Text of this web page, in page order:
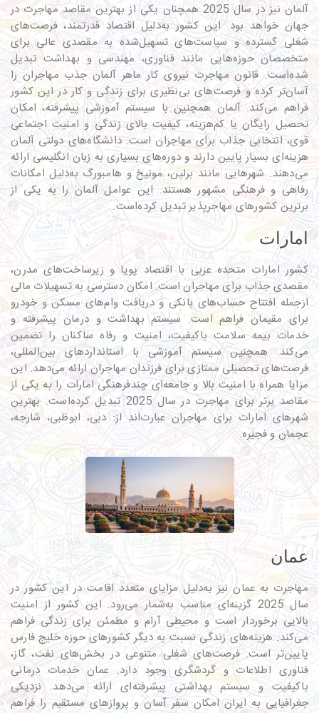
آلمان نیز در سال 2025 همچنان یکی از بهترین مقاصد مهاجرت در
جهان خواهد بود. این کشور به‌دلیل اقتصاد قدرتمند، فرصت‌های
شغلی گسترده و سیاست‌های تسهیل‌شده به مقصدی عالی برای
متخصصان حوزه‌هایی مانند فناوری، مهندسی و بهداشت تبدیل
شده‌است. قانون مهاجرت نیروی کار ماهر آلمان جذب مهاجران را
آسان‌تر کرده و فرصت‌های بی‌نظیری برای زندگی و کار در این کشور
فراهم می‌کند. آلمان همچنین با سیستم آموزشی پیشرفته، امکان
تحصیل رایگان یا کم‌هزینه، کیفیت بالای زندگی و امنیت اجتماعی
قوی، انتخابی جذاب برای مهاجران است. دانشگاه‌های دولتی آلمان
هزینه‌ای بسیار پایین دارند و دوره‌های بسیاری به زبان انگلیسی ارائه
می‌دهند. شهرهایی مانند برلین، مونیخ و هامبورگ به‌دلیل امکانات
رفاهی و فرهنگی مشهور هستند. این عوامل آلمان را به یکی از
برترین کشورهای مهاجرپذیر تبدیل کرده‌است.
امارات
کشور امارات متحده عربی با اقتصاد پویا و زیرساخت‌های مدرن،
مقصدی جذاب برای مهاجران است. امکان دسترسی به تسهیلات مالی
ازجمله افتتاح حساب‌های بانکی و دریافت وام‌های مسکن و خودرو
برای مقیمان فراهم است. سیستم بهداشت و درمان پیشرفته و
خدمات بیمه سلامت باکیفیت، امنیت و رفاه ساکنان را تضمین
می‌کند. همچنین سیستم آموزشی با استانداردهای بین‌المللی،
فرصت‌های تحصیلی ممتازی برای فرزندان مهاجران ارائه می‌دهد. این
مزایا همراه با امنیت بالا و جامعه‌ای چندفرهنگی امارات را به یکی از
مقاصد برتر برای مهاجرت در سال 2025 تبدیل کرده‌است. بهترین
شهرهای امارات برای مهاجران عبارت‌اند از: دبی، ابوظبی، شارجه،
عجمان و فجیره.
عمان
مهاجرت به عمان نیز به‌دلیل مزایای متعدد اقامت در این کشور در
سال 2025 گزینه‌ای مناسب به‌شمار می‌رود. این کشور از امنیت
بالایی برخوردار است و محیطی آرام و مطمئن برای زندگی فراهم
می‌کند. هزینه‌های زندگی نسبت به دیگر کشورهای حوزه خلیج فارس
پایین‌تر است. فرصت‌های شغلی متنوعی در بخش‌های نفت، گاز،
فناوری اطلاعات و گردشگری وجود دارد. عمان خدمات درمانی
باکیفیت و سیستم بهداشتی پیشرفته‌ای ارائه می‌دهد. نزدیکی
جغرافیایی به ایران امکان سفر آسان و پروازهای مستقیم را فراهم